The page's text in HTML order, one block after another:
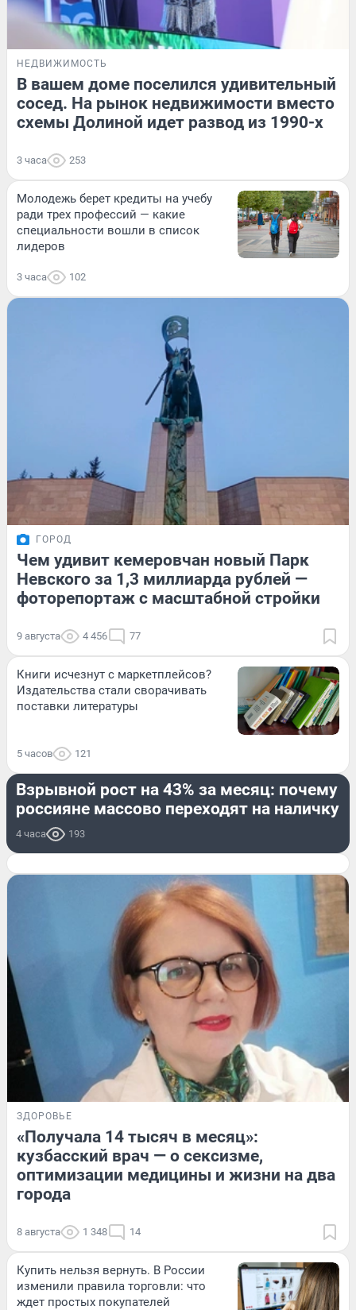
НЕДВИЖИМОСТЬ
В вашем доме поселился удивительный
сосед. На рынок недвижимости вместо
схемы Долиной идет развод из 1990-х
3 часа 253
Молодежь берет кредиты на учебу
ради трех профессий — какие
специальности вошли в список
лидеров
3 часа 102
ГОРОД
Чем удивит кемеровчан новый Парк
Невского за 1,3 миллиарда рублей —
фоторепортаж с масштабной стройки
9 августа 4 456 77
Книги исчезнут с маркетплейсов?
Издательства стали сворачивать
поставки литературы
5 часов 121
ЭКОНОМИКА
Взрывной рост на 43% за месяц: почему
россияне массово переходят на наличку
4 часа 193
ЗДОРОВЬЕ
«Получала 14 тысяч в месяц»:
кузбасский врач — о сексизме,
оптимизации медицины и жизни на два
города
8 августа 1 348 14
Купить нельзя вернуть. В России
изменили правила торговли: что
ждет простых покупателей